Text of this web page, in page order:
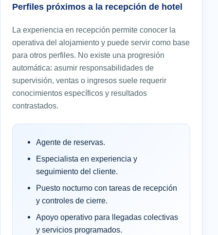
Perfiles próximos a la recepción de hotel
La experiencia en recepción permite conocer la
operativa del alojamiento y puede servir como base
para otros perfiles. No existe una progresión
automática: asumir responsabilidades de
supervisión, ventas o ingresos suele requerir
conocimientos específicos y resultados
contrastados.
Agente de reservas.
Especialista en experiencia y
seguimiento del cliente.
Puesto nocturno con tareas de recepción
y controles de cierre.
Apoyo operativo para llegadas colectivas
y servicios programados.